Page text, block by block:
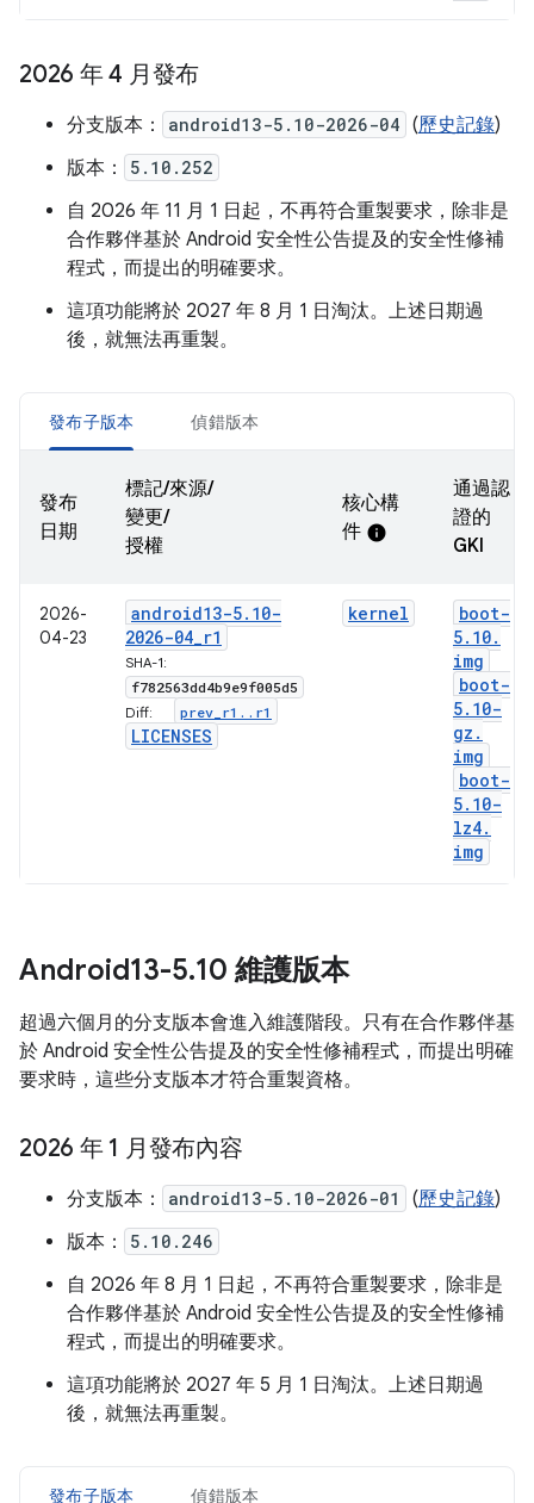
2026 年 4 月發布
分支版本： android13-5.10-2026-04 (歷史記錄)
版本：
5.10.252
自 2026 年 11 月 1 日起，不再符合重製要求，除非是
合作夥伴基於 Android 安全性公告提及的安全性修補
程式，而提出的明確要求。
這項功能將於 2027 年 8 月 1 日淘汰。上述日期過
後，就無法再重製。
發布子版本 偵錯版本
發布
日期
標記/來源/
變更/
授權
核心構
件 info
通過認
證的
GKI
2026-
04-23
android13-5. 10-
2026-04_r1
SHA-1:
f782563dd4b9e9f005d5
Diff: prev r1 . . r1
LICENSES
kernel
boot-
5. 10.
img
boot-
5. 10-
gz .
img
boot-
5. 10-
lz4.
img
Android13-5.10 維護版本
超過六個月的分支版本會進入維護階段。只有在合作夥伴基
於 Android 安全性公告提及的安全性修補程式，而提出明確
要求時，這些分支版本才符合重製資格。
2026 年 1 月發布內容
分支版本： android13-5.10-2026-01 (歷史記錄)
版本：
5.10.246
自 2026 年 8 月 1 日起，不再符合重製要求，除非是
合作夥伴基於 Android 安全性公告提及的安全性修補
程式，而提出的明確要求。
這項功能將於 2027 年 5 月 1 日淘汰。上述日期過
後，就無法再重製。
發布子版本 偵錯版本